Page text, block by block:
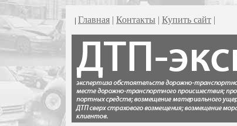
| Главная | Контакты | Купить сайт |